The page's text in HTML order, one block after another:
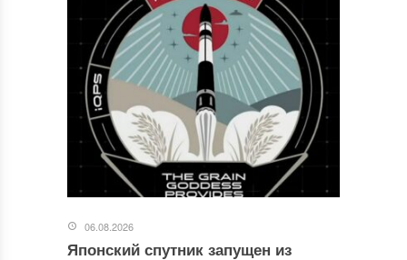
06.08.2026
Японский спутник запущен из